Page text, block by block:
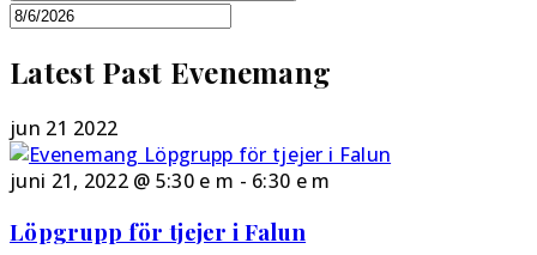
Latest Past Evenemang
jun 21 2022
juni 21, 2022 @ 5:30 e m - 6:30 e m
Löpgrupp för tjejer i Falun